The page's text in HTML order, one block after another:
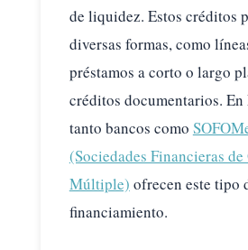
de liquidez. Estos créditos
diversas formas, como
préstamos a corto o largo
créditos documentarios.
tanto bancos como
(Sociedades Financieras
Múltiple) ofrecen este tipo
financiamiento.